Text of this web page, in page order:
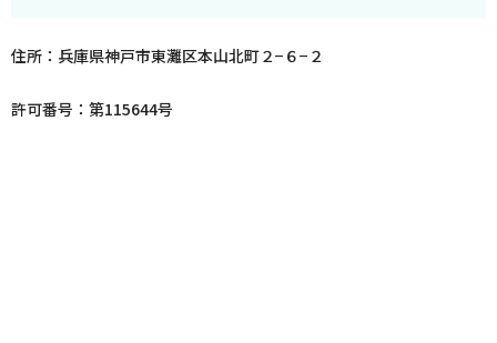
住所：兵庫県神戸市東灘区本山北町２−６−２
許可番号：第115644号